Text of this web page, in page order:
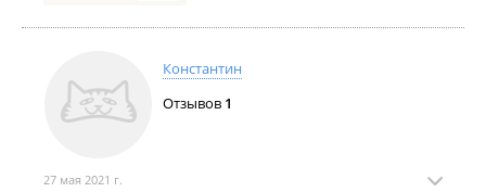
Константин
Отзывов 1
27 мая 2021 г.